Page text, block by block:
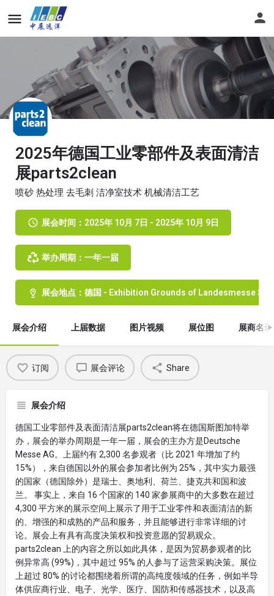
2025年德国工业零部件及表面清洁
展parts2clean
喷砂 热处理 去毛刺 洁净室技术 机械清洁工艺
展会时间：2025年 10月 7日 - 2025年 10月 9日
举办周期：一年一届
展会地点：德国 - Exhibition Grounds of Landesmesse
展会介绍 上届数据 图片视频 展位图 展商名录
订阅 展会评论 Share
展会介绍
德国工业零部件及表面清洁展parts2clean将在德国斯图加特举
办，展会的举办周期是一年一届，展会的主办方是Deutsche
Messe AG。上届约有 2,300 名参观者（比 2021 年增加了约
15%），来自德国以外的展会参加者比例为 25%，其中实力最强
的国家（德国除外）是瑞士、奥地利、荷兰、捷克共和国和波
兰。 事实上，来自 16 个国家的 140 家参展商中的大多数在超过
4,300 平方米的展示空间上展示了用于工业零件和表面清洁的新
的、增强的和成熟的产品和服务，并且能够进行非常详细的讨
论。展会上有具有高度决策权和投资意愿的贸易观众。
parts2clean 上的内容之所以如此具体，是因为贸易参观者的比
例异常高 (99%)，其中超过 95% 的人参与了运营采购决策。展位
上超过 80% 的讨论都围绕着所谓的高纯度领域的任务，例如半导
体供应商行业、电子、光学、医疗、国防和传感器技术，以及高